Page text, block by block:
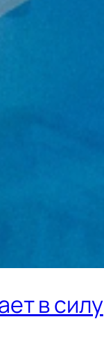
в силу